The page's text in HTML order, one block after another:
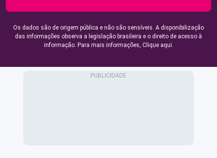
Os dados são de origem pública e não são sensíveis. A disponibilização
das informações observa a legislação brasileira e o direito de acesso à
informação. Para mais informações, Clique aqui.